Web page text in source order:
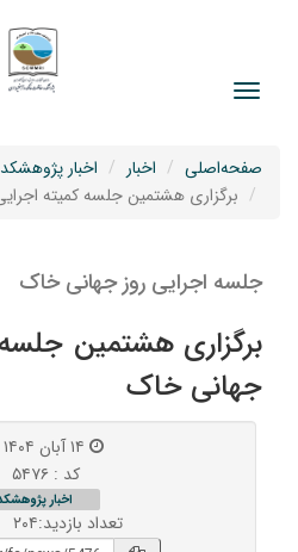
صفحه‌اصلی اخبار
اخبار
برگزاری هشتمین جلسه کمیته
جلسه اجرایی روز جهانی خاک
برگزاری هشتمین جلسه
جهانی خاک
کد : ۵۴۷۶
اخبار
تعداد بازدید:۲۰۴